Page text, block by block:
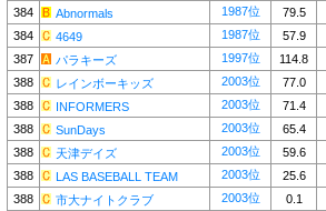
384
Abnormals 1987位
79.5
384
4649 1987位
57.9
387
パラキーズ 1997位
114.8
388
レインボーキッズ 2003位
77.0
388
INFORMERS 2003位
71.4
388
SunDays 2003位
65.4
388
天津デイズ 2003位
59.6
388
LAS BASEBALL TEAM 2003位
25.6
388
市大ナイトクラブ 2003位
0.1